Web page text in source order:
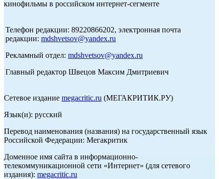
кинофильмы в российском интернет-сегменте
Телефон редакции: 89220866202, электронная почта
редакции: mdshvetsov@yandex.ru
Рекламный отдел: mdshvetsov@yandex.ru
Главный редактор Швецов Максим Дмитриевич
Сетевое издание megacritic.ru (МЕГАКРИТИК.РУ)
Язык(и): русский
Перевод наименования (названия) на государственный язык
Российской Федерации: Мегакритик
Доменное имя сайта в информационно-
телекоммуникационной сети «Интернет» (для сетевого
издания): megacritic.ru